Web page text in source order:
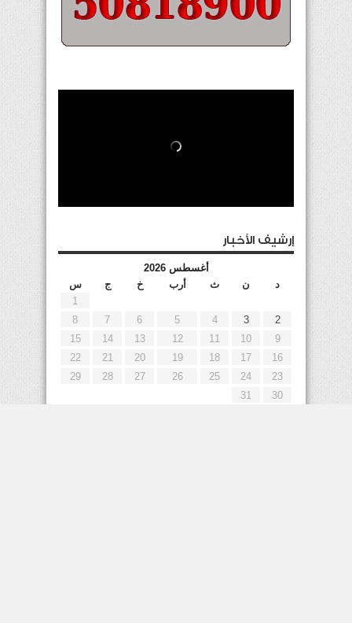
إرشيف الأخبار
أغسطس 2026
د
ن ث أرب خ ج
س
1
2
3
4
5
6
7
8
9
10
11
12
13
14
15
16
17
18
19
20
21
22
23
24
25
26
27
28
29
30
31